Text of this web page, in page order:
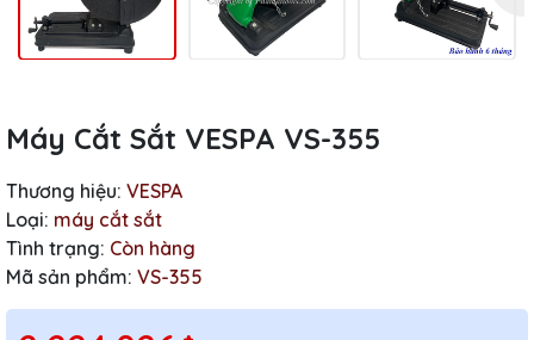
Máy Cắt Sắt VESPA VS-355
Thương hiệu: VESPA
Loại: máy cắt sắt
Tình trạng: Còn hàng
Mã sản phẩm: VS-355